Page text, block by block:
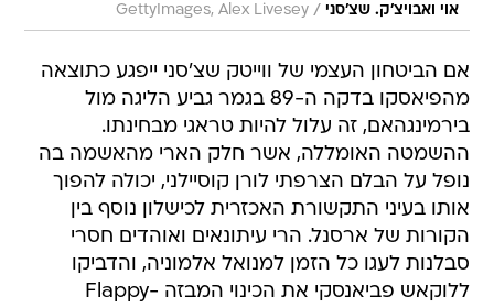
אוי ואבויצ'ק. שצ'סני /
GettyImages, Alex Livesey
אם הביטחון העצמי של ווייטק שצ'סני ייפגע כתוצאה
מהפיאסקו בדקה ה-89 בגמר גביע הליגה מול
בירמינגהאם, זה עלול להיות טראגי מבחינתו.
ההשמטה האומללה, אשר חלק הארי מהאשמה בה
נופל על הבלם הצרפתי לורן קוסיילני, יכולה להפוך
אותו בעיני התקשורת האכזרית לכישלון נוסף בין
הקורות של ארסנל. הרי עיתונאים ואוהדים חסרי
סבלנות לעגו כל הזמן למנואל אלמוניה, והדביקו
ללוקאש פביאנסקי את הכינוי המבזה Flappy-